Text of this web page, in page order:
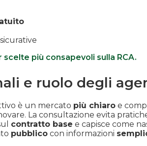
più consapevoli sulla RCA.
e ruolo degli
è un mercato più chiaro e
La consultazione evita
contratto base e capisce come
pubblico con informazioni